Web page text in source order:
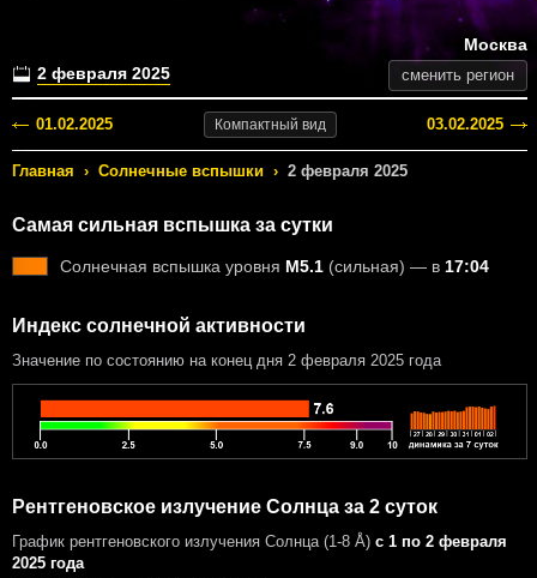
2 февраля 2025
Москва
сменить регион
01.02.2025 Компактный вид 03.02.2025
Главная › Солнечные вспышки › 2 февраля 2025
Самая сильная вспышка за сутки
Солнечная вспышка уровня M5.1 (сильная) — в 17:04
Индекс солнечной активности
Значение по состоянию на конец дня 2 февраля 2025 года
Рентгеновское излучение Солнца за 2 суток
График рентгеновского излучения Солнца (1-8 Å) с 1 по 2 февраля
2025 года